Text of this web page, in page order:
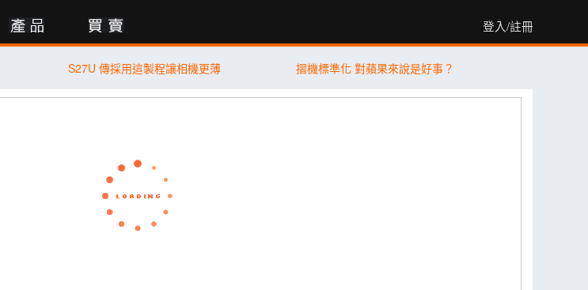
登入/註冊
S27U 傳採用這製程讓相機更薄 摺機標準化 對蘋果來說是好事？